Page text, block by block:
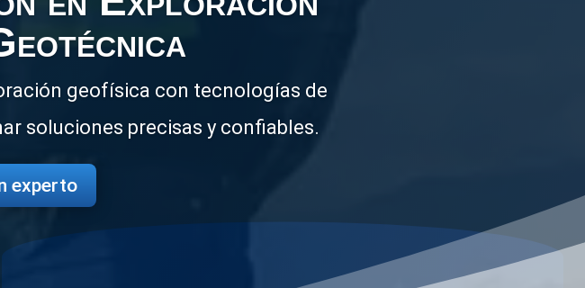
Hídricos y Pozos
general de esta a un menor costo y sin
y/o exploración directa.